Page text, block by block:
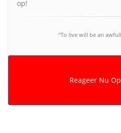
op!
“To live will be an